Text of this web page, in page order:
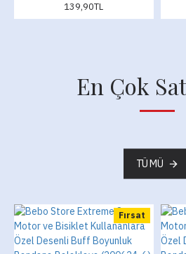
139,90TL
En Çok
TÜMÜ
Fırsat